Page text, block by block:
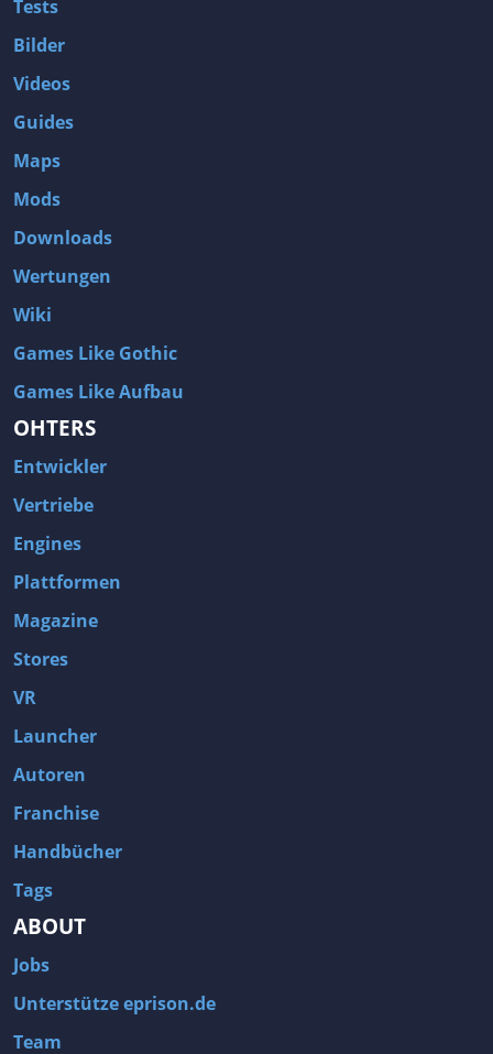
Tests
Bilder
Videos
Guides
Maps
Mods
Downloads
Wertungen
Wiki
Games Like Gothic
Games Like Aufbau
OHTERS
Entwickler
Vertriebe
Engines
Plattformen
Magazine
Stores
VR
Launcher
Autoren
Franchise
Handbücher
Tags
ABOUT
Jobs
Unterstütze eprison.de
Team